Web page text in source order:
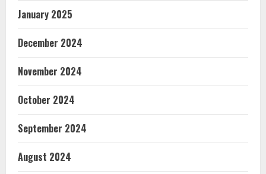
January 2025
December 2024
November 2024
October 2024
September 2024
August 2024